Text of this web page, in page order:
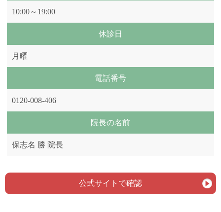
10:00～19:00
休診日
月曜
電話番号
0120-008-406
院長の名前
保志名 勝 院長
公式サイトで確認